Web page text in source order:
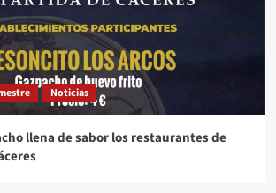
Noticias
llena de sabor los restaurantes de